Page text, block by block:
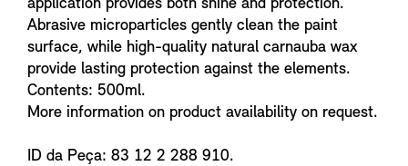
application provides both shine and protection.
Abrasive microparticles gently clean the paint
surface, while high-quality natural carnauba wax
provide lasting protection against the elements.
Contents: 500ml.
More information on product availability on request.
ID da Peça: 83 12 2 288 910.